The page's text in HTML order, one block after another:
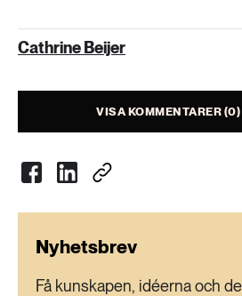
Cathrine Beijer
VISA KOMMENTARER (0)
Nyhetsbrev
Få kunskapen, idéerna och